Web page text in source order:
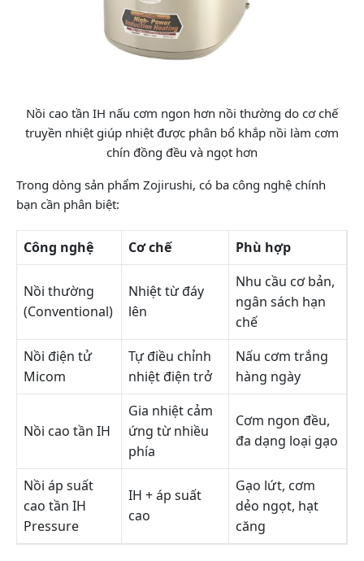
Nồi cao tần IH nấu cơm ngon hơn nồi thường do cơ chế
truyền nhiệt giúp nhiệt được phân bổ khắp nồi làm cơm
chín đồng đều và ngọt hơn
Trong dòng sản phẩm Zojirushi, có ba công nghệ chính
bạn cần phân biệt:
Công nghệ Cơ chế Phù hợp
Nồi thường
(Conventional)
Nhiệt từ đáy
lên
Nhu cầu cơ bản,
ngân sách hạn
chế
Nồi điện tử
Micom
Tự điều chỉnh
nhiệt điện trở
Nấu cơm trắng
hàng ngày
Nồi cao tần IH
Gia nhiệt cảm
ứng từ nhiều
phía
Cơm ngon đều,
đa dạng loại gạo
Nồi áp suất
cao tần IH
Pressure
IH + áp suất
cao
Gạo lứt, cơm
dẻo ngọt, hạt
căng